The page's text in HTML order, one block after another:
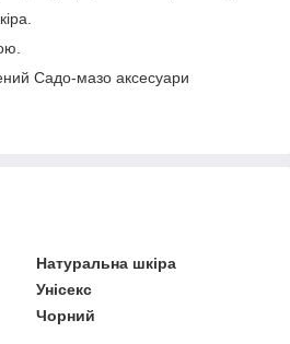
Садо-мазо аксесуари
Натуральна шкіра
Унісекс
Чорний